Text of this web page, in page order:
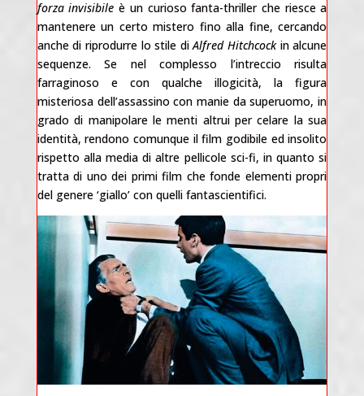
forza invisibile è un curioso fanta-thriller che riesce a
mantenere un certo mistero fino alla fine, cercando
anche di riprodurre lo stile diAlfred Hitchcockin alcune
sequenze. Se nel complesso l’intreccio risulta
farraginoso e con qualche illogicità, la figura
misteriosa dell’assassino con manie da superuomo, in
grado di manipolare le menti altrui per celare la sua
identità, rendono comunque il film godibile ed insolito
rispetto alla media di altre pellicole sci-fi, in quanto si
tratta di uno dei primi film che fonde elementi propri
del genere ‘giallo’ con quelli fantascientifici.